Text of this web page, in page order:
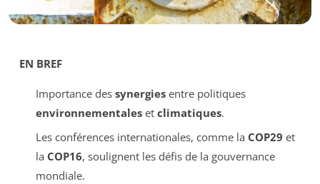
EN BREF
Importance des synergiesentre politiques
environnementaleset climatiques.
Les conférences internationales, comme la COP29 et
la COP16, soulignent les défis de la gouvernance
mondiale.